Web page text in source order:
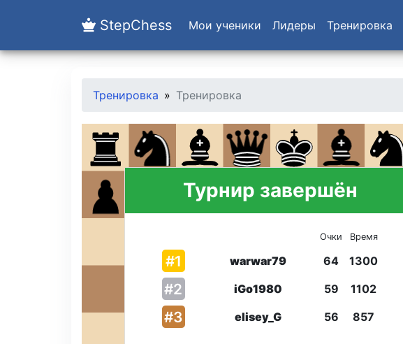
StepChess Мои ученики Лидеры Тренировка
Тренировка Тренировка
Турнир завершён
Очки Время
#1 warwar79 64 1300
#2 iGo1980 59 1102
#3 elisey_G 56 857